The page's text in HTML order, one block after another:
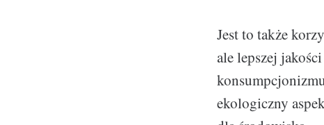
Jest to także
ale lepszej
ekologiczny